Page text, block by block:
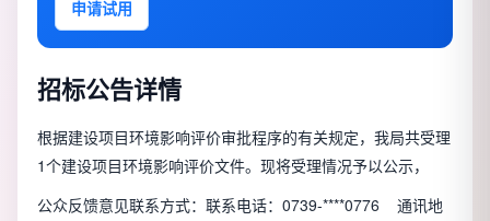
申请试用
招标公告详情
根据建设项目环境影响评价审批程序的有关规定，我局共受理
1个建设项目环境影响评价文件。现将受理情况予以公示，
公众反馈意见联系方式：联系电话：0739-****0776 通讯地